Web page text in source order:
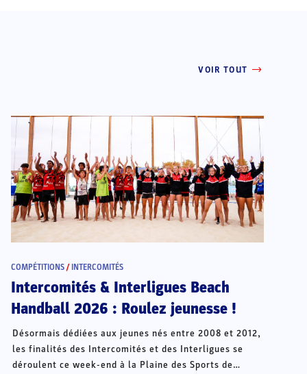
VOIR TOUT
COMPÉTITIONS / INTERCOMITÉS
Intercomités & Interligues Beach
Handball 2026 : Roulez jeunesse !
Désormais dédiées aux jeunes nés entre 2008 et 2012,
les finalités des Intercomités et des Interligues se
déroulent ce week-end à la Plaine des Sports de